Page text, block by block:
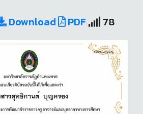
Download PDF 78